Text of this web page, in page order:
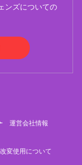
ンズについての
運営会社情報
変使用について